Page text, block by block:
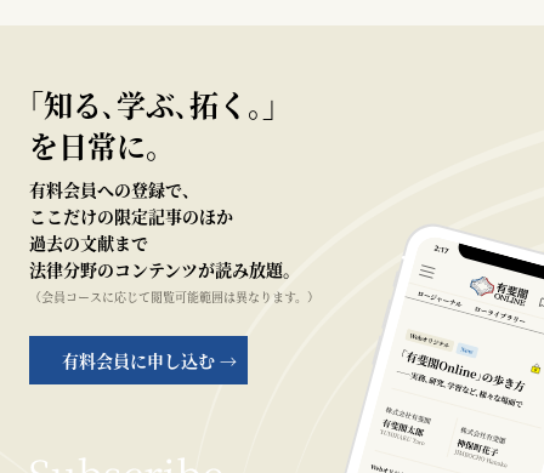
｢知る､学ぶ､拓く｡｣
を日常に。
有料会員への登録で、
ここだけの限定記事のほか
過去の文献まで
法律分野のコンテンツが読み放題。
（会員コースに応じて閲覧可能範囲は異なります。）
有料会員に申し込む →